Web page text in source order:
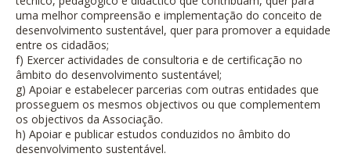
uma melhor compreensão e implementação do conceito de
desenvolvimento sustentável, quer para promover a equidade
entre os cidadãos;
f) Exercer actividades de consultoria e de certificação no
âmbito do desenvolvimento sustentável;
g) Apoiar e estabelecer parcerias com outras entidades que
prosseguem os mesmos objectivos ou que complementem
os objectivos da Associação.
h) Apoiar e publicar estudos conduzidos no âmbito do
desenvolvimento sustentável.